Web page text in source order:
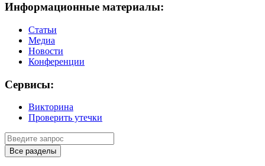
Информационные материалы:
Статьи
Медиа
Новости
Конференции
Сервисы:
Викторина
Проверить утечки
Все разделы